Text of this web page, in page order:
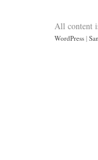
All content
WordPress |